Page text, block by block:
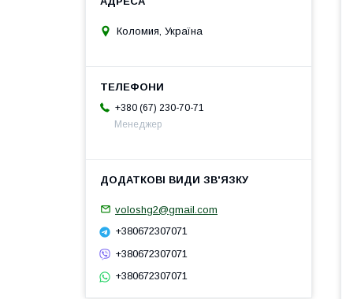
Коломия, Україна
+380 (67) 230-70-71
Менеджер
voloshg2@gmail.com
+380672307071
+380672307071
+380672307071